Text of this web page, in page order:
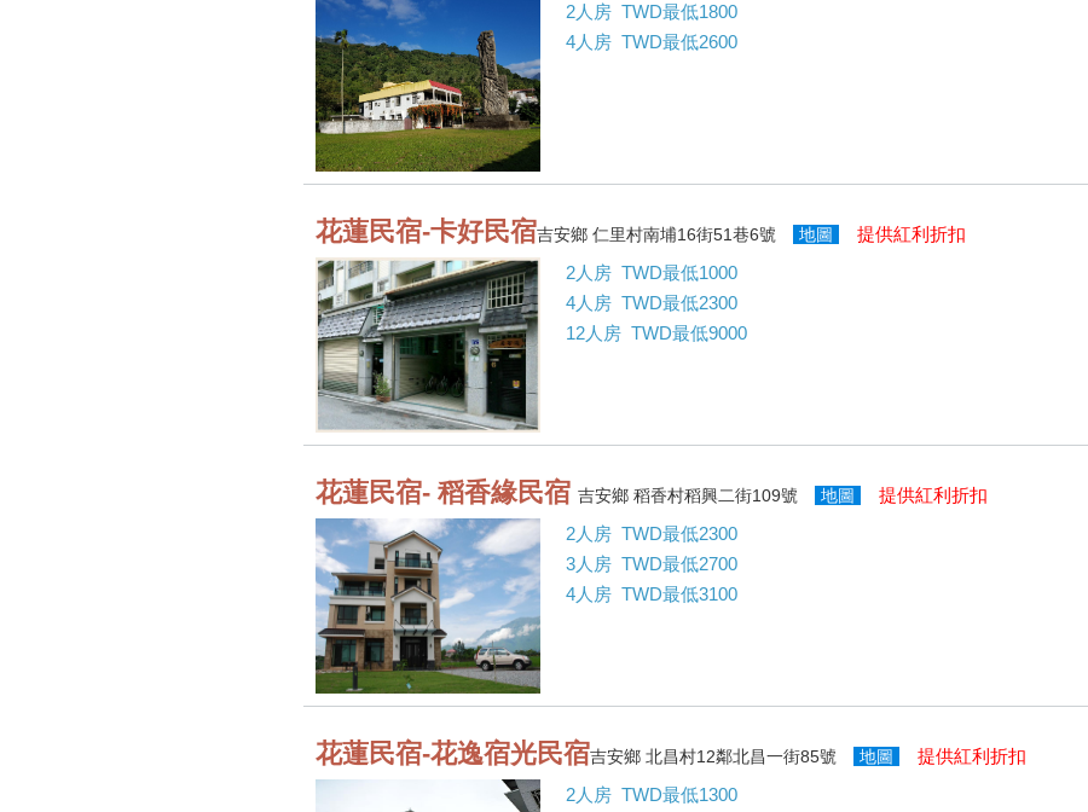
2人房 TWD最低1800
4人房 TWD最低2600
花蓮民宿-卡好民宿吉安鄉 仁里村南埔16街51巷6號 地圖
提供紅利折扣
2人房 TWD最低1000
4人房 TWD最低2300
12人房 TWD最低9000
花蓮民宿- 稻香緣民宿吉安鄉 稻香村稻興二街109號 地圖
提供紅利折扣
2人房 TWD最低2300
3人房 TWD最低2700
4人房 TWD最低3100
花蓮民宿-花逸宿光民宿吉安鄉 北昌村12鄰北昌一街85號 地圖
提供紅利折扣
2人房 TWD最低1300